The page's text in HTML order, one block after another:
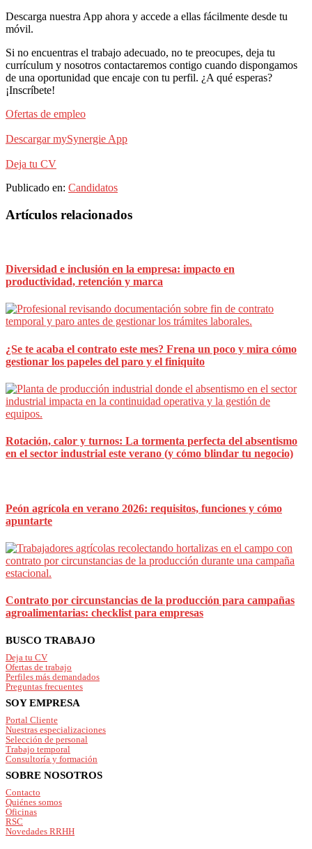
Descarga nuestra App ahora y accede a ellas fácilmente desde tu
móvil.
Si no encuentras el trabajo adecuado, no te preocupes, deja tu
currículum y nosotros contactaremos contigo cuando dispongamos
de una oportunidad que encaje con tu perfil. ¿A qué esperas?
¡Inscríbete!
Ofertas de empleo
Descargar mySynergie App
Deja tu CV
Publicado en: Candidatos
Barra
Artículos relacionados
Diversidad e inclusión en la empresa: impacto en
productividad, retención y marca
¿Se te acaba el contrato este mes? Frena un poco y mira cómo
gestionar los papeles del paro y el finiquito
Rotación, calor y turnos: La tormenta perfecta del absentismo
en el sector industrial este verano (y cómo blindar tu negocio)
Peón agrícola en verano 2026: requisitos, funciones y cómo
apuntarte
Contrato por circunstancias de la producción para campañas
agroalimentarias: checklist para empresas
Footer
BUSCO TRABAJO
Deja tu CV
Ofertas de trabajo
Perfiles más demandados
Preguntas frecuentes
SOY EMPRESA
Portal Cliente
Nuestras especializaciones
Selección de personal
Trabajo temporal
Consultoría y formación
SOBRE NOSOTROS
Contacto
Quiénes somos
Oficinas
RSC
Novedades RRHH